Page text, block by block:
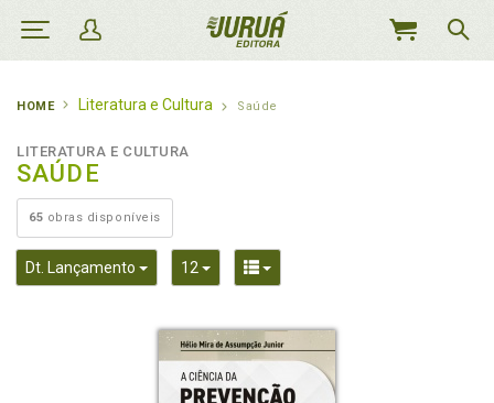
MEU
HOME Literatura e Cultura Saúde
LITERATURA E CULTURA
SAÚDE
65 obras disponíveis
Dt. Lançamento Toggle Dropdown
12 Toggle DropdownToggle Dropdown